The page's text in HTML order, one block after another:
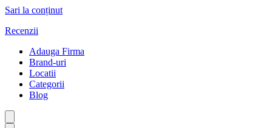
Sari la conținut
Recenzii
Adauga Firma
Brand-uri
Locatii
Categorii
Blog